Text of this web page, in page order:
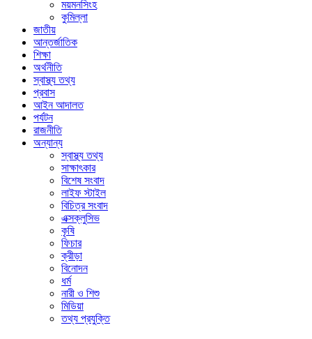
ময়মনসিংহ
কুমিল্লা
জাতীয়
আন্তর্জাতিক
শিক্ষা
অর্থনীতি
স্বাস্থ্য তথ্য
প্রবাস
আইন আদালত
পর্যটন
রাজনীতি
অন্যান্য
স্বাস্থ্য তথ্য
সাক্ষাৎকার
বিশেষ সংবাদ
লাইফ স্টাইল
বিচিত্র সংবাদ
এক্সক্লুসিভ
কৃষি
ফিচার
ক্রীড়া
বিনোদন
ধর্ম
নারী ও শিশু
মিডিয়া
তথ্য প্রযুক্তি